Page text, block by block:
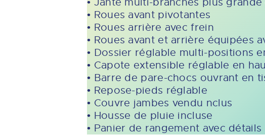
• Roues avant pivotantes
• Roues arrière avec frein
• Roues avant et arrière équipées
• Dossier réglable multi-positions
• Capote extensible réglable en
• Barre de pare-chocs ouvrant en
• Repose-pieds réglable
• Couvre jambes vendu nclus
• Housse de pluie incluse
• Panier de rangement avec